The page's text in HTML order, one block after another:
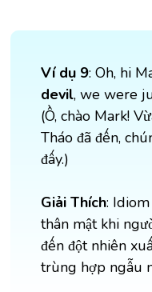
Ví dụ 9: Oh, hi
devil, we were
(Ồ, chào Mark!
Tháo đã đến,
đấy.)
Giải Thích:
thân mật khi
đến đột nhiên
trùng hợp ngẫu